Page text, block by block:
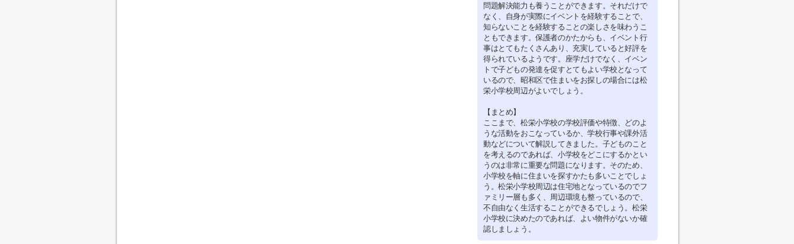
問題解決能力も養うことができます。それだけで
なく、自身が実際にイベントを経験することで、
知らないことを経験することの楽しさを味わうこ
ともできます。保護者のかたからも、イベント行
事はとてもたくさんあり、充実していると好評を
得られているようです。座学だけでなく、イベン
トで子どもの発達を促すとてもよい学校となって
いるので、昭和区で住まいをお探しの場合には松
栄小学校周辺がよいでしょう。
【まとめ】
ここまで、松栄小学校の学校評価や特徴、どのよ
うな活動をおこなっているか、学校行事や課外活
動などについて解説してきました。子どものこと
を考えるのであれば、小学校をどこにするかとい
うのは非常に重要な問題になります。そのため、
小学校を軸に住まいを探すかたも多いことでしょ
う。松栄小学校周辺は住宅地となっているのでフ
ァミリー層も多く、周辺環境も整っているので、
不自由なく生活することができるでしょう。松栄
小学校に決めたのであれば、よい物件がないか確
認しましょう。